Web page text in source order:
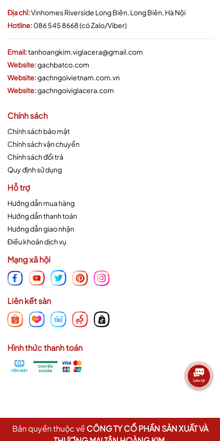
Địa chỉ:Vinhomes Riverside Long Biên, Long Biên, Hà Nội
Hotline:086 545 8668 (có Zalo/Viber)
Email:tanhoangkim.viglacera@gmail.com
Website:gachbatco.com
Website:gachngoivietnam.com.vn
Website:gachngoiviglacera.com
Chính sách
Chính sách bảo mật
Chính sách vận chuyển
Chính sách đổi trả
Quy định sử dụng
Hỗ trợ
Hướng dẫn mua hàng
Hướng dẫn thanh toán
Hướng dẫn giao nhận
Điều khoản dịch vụ
Mạng xã hội
Liên kết sàn
Hình thức thanh toán
Bản quyền thuộc về CÔNG TY CỔ PHẦN SẢN XUẤT VÀ